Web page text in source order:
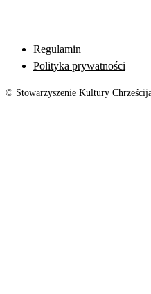
Regulamin
Polityka prywatności
© Stowarzyszenie Kultury